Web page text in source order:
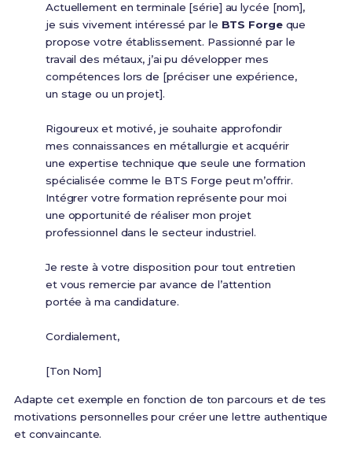
Actuellement en terminale [série] au lycée [nom],
je suis vivement intéressé par le BTS Forgeque
propose votre établissement. Passionné par le
travail des métaux, j’ai pu développer mes
compétences lors de [préciser une expérience,
un stage ou un projet].
Rigoureux et motivé, je souhaite approfondir
mes connaissances en métallurgie et acquérir
une expertise technique que seule une formation
spécialisée comme le BTS Forge peut m’offrir.
Intégrer votre formation représente pour moi
une opportunité de réaliser mon projet
professionnel dans le secteur industriel.
Je reste à votre disposition pour tout entretien
et vous remercie par avance de l’attention
portée à ma candidature.
Cordialement,
[Ton Nom]
Adapte cet exemple en fonction de ton parcours et de tes
motivations personnelles pour créer une lettre authentique
et convaincante.